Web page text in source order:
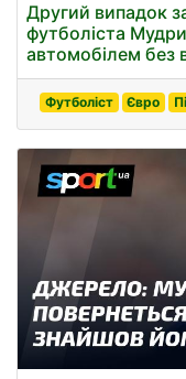
Другий випадок
футболіста
автомобілем без
Футболіст Євро